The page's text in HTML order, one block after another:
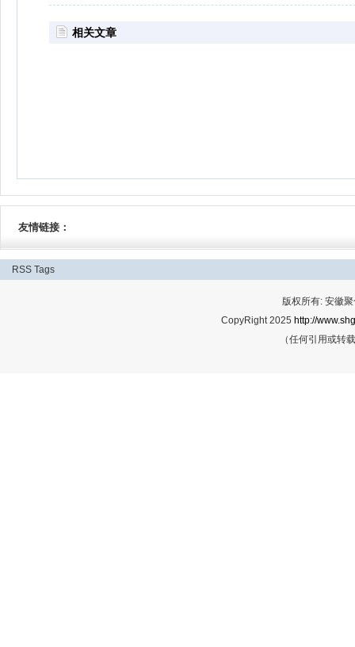
相关文章
友情链接：
RSS Tags
版权所有: 安徽
CopyRight 2025 http://
（任何引用或转